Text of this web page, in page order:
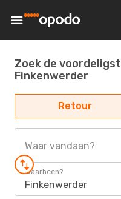
Zoek de
Finkenwerder
Retour
Waar vandaan?
Waarheen?
Finkenwerder